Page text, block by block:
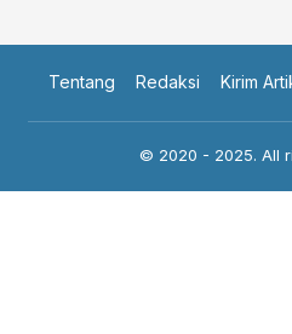
Tentang Redaksi Kirim
© 2020 - 2025. All